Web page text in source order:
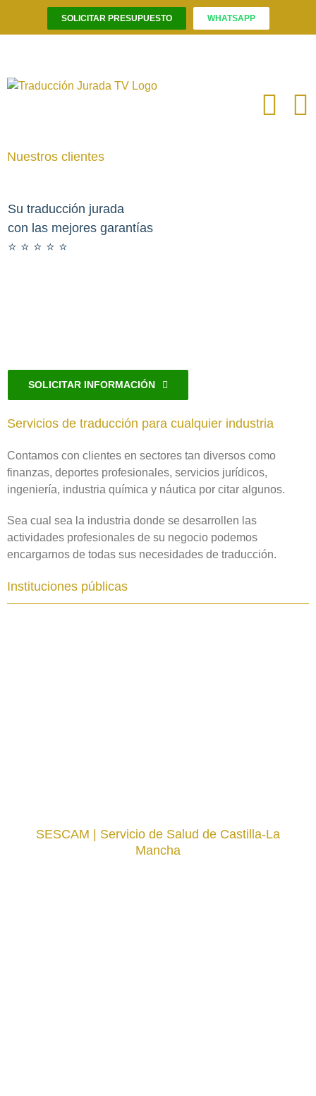
contenido
SOLICITAR PRESUPUESTO WHATSAPP
Nuestros clientes
Su traducción jurada
con las mejores garantías
⭐️ ⭐️ ⭐️ ⭐️ ⭐️
SOLICITAR INFORMACIÓN
Servicios de traducción para cualquier industria
Contamos con clientes en sectores tan diversos como
finanzas, deportes profesionales, servicios jurídicos,
ingeniería, industria química y náutica por citar algunos.
Sea cual sea la industria donde se desarrollen las
actividades profesionales de su negocio podemos
encargarnos de todas sus necesidades de traducción.
Instituciones públicas
SESCAM | Servicio de Salud de Castilla-La
Mancha